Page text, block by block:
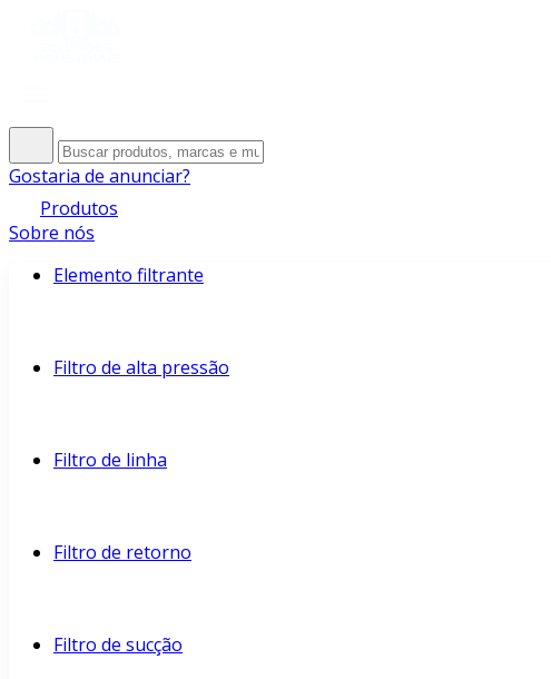
Gostaria de anunciar?
Produtos
Sobre nós
Elemento filtrante
Filtro de alta pressão
Filtro de linha
Filtro de retorno
Filtro de sucção